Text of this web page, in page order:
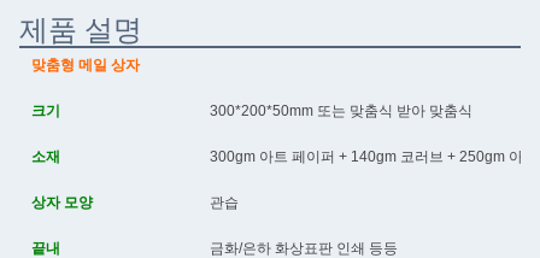
제품 설명
맞춤형 메일 상자
크기 300*200*50mm 또는 맞춤식 받아 맞춤식
소재 300gm 아트 페이퍼 + 140gm 코러브 + 250gm 아
상자 모양 관습
끝내 금화/은하 화상표판 인쇄 등등